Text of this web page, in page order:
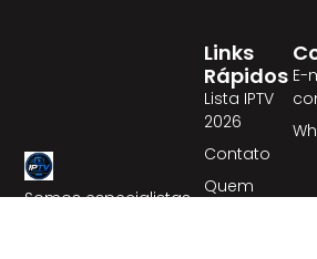
Somos especialistas
Links
Rápidos
Lista IPTV
2026
Contato
Quem
E-